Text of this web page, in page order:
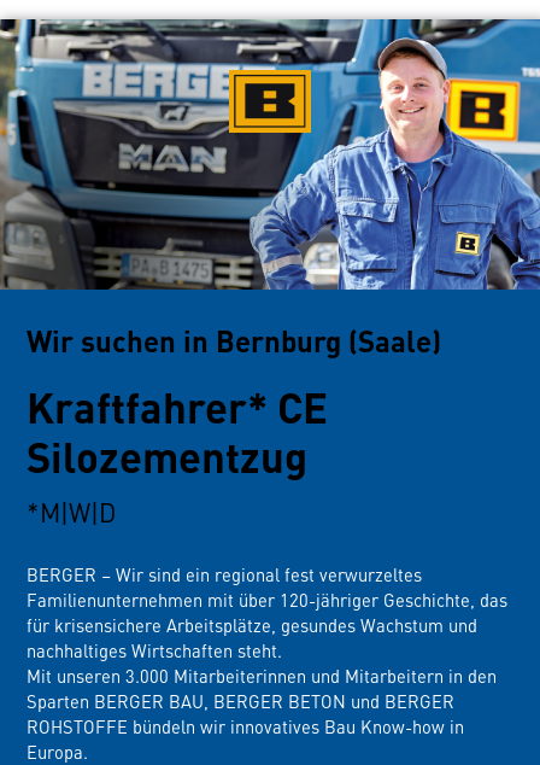
Wir suchen in Bernburg (Saale)
Kraftfahrer* CE
Silozementzug
*M|W|D
BERGER – Wir sind ein regional fest verwurzeltes
Familienunternehmen mit über 120-jähriger Geschichte, das
für krisensichere Arbeitsplätze, gesundes Wachstum und
nachhaltiges Wirtschaften steht.
Mit unseren 3.000 Mitarbeiterinnen und Mitarbeitern in den
Sparten BERGER BAU, BERGER BETON und BERGER
ROHSTOFFE bündeln wir innovatives Bau Know-how in
Europa.